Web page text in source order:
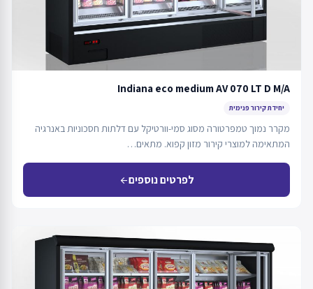
Indiana eco medium AV 070 LT D M/A
יחידת קירור פנימית
מקרר נמוך טמפרטורה מסוג סמי-וורטיקל עם דלתות חסכוניות באנרגיה
המתאימה למוצרי קירור מזון קפוא. מתאים…
לפרטים נוספיםarrow_back